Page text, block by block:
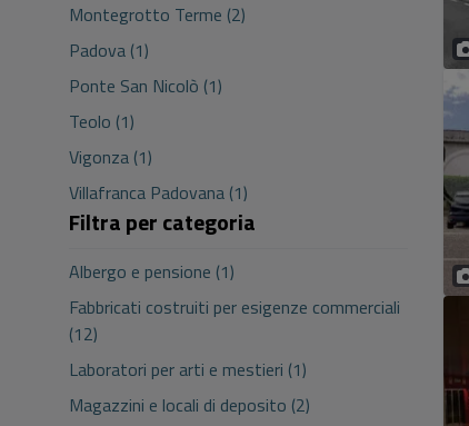
Montegrotto Terme (2)
Padova (1)
Ponte San Nicolò (1)
Teolo (1)
Vigonza (1)
Villafranca Padovana (1)
Filtra per categoria
Albergo e pensione (1)
Fabbricati costruiti per esigenze commerciali
(12)
Laboratori per arti e mestieri (1)
Magazzini e locali di deposito (2)